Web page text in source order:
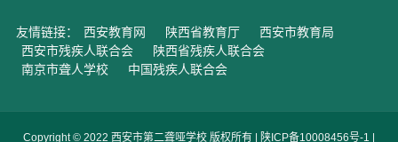
友情链接： 西安教育网 陕西省教育厅
西安市教育局
西安市残疾人联合会
陕西省残疾人联合会
南京市聋人学校
中国残疾人联合会
Copyright © 2022 西安市第二聋哑学校 版权所有 | 陕ICP备10008456号-1